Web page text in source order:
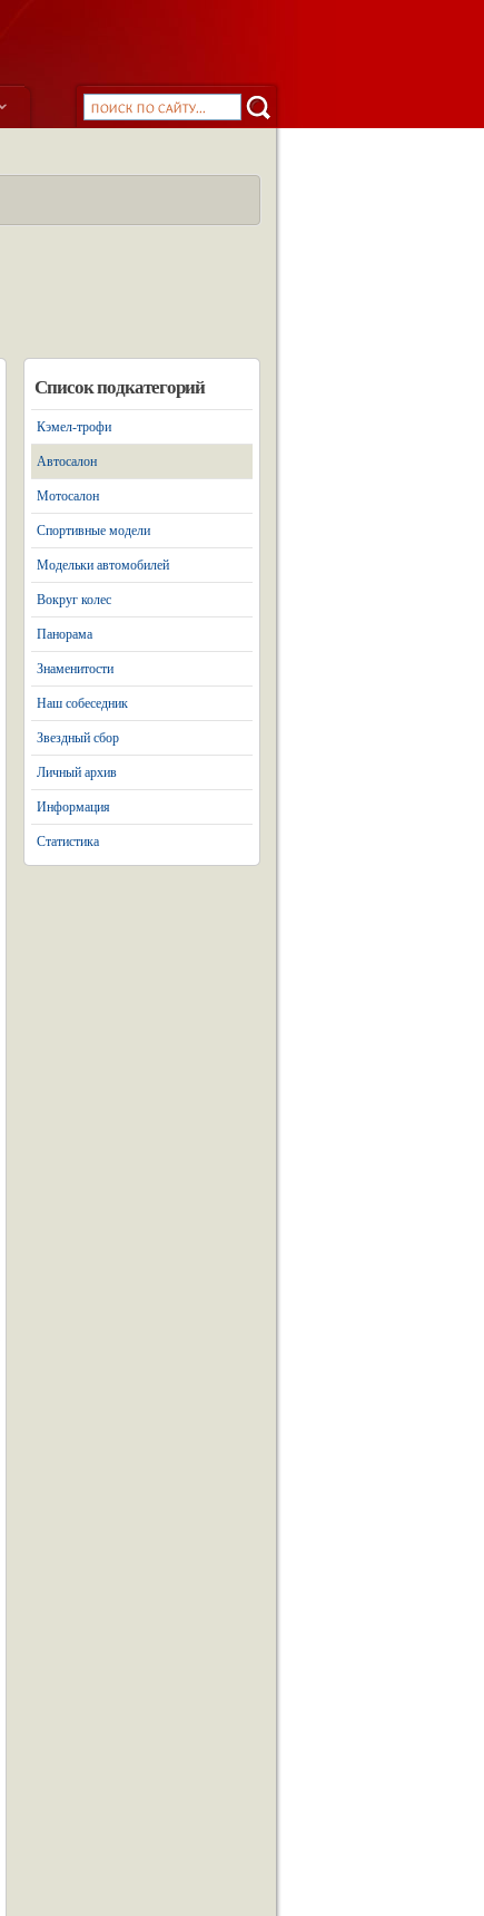
Список подкатегорий
Кэмел-трофи
Автосалон
Мотосалон
Спортивные модели
Модельки автомобилей
Вокруг колес
Панорама
Знаменитости
Наш собеседник
Звездный сбор
Личный архив
Информация
Статистика